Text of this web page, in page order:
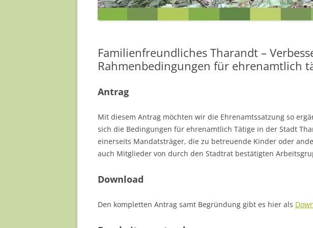
NADJA MÜLLER
SILKE KÖRNER
YVONNE BARTELD
EINEN BLICK
Familienfreundliches Tharandt –
Rahmenbedingungen für ehrenamtlich
Antrag
Mit diesem Antrag möchten wir die Ehrenamtssatzung so
sich die Bedingungen für ehrenamtlich Tätige in der Stadt
einerseits Mandatsträger, die zu betreuende Kinder oder
auch Mitglieder von durch den Stadtrat bestätigten
Download
Den kompletten Antrag samt Begründung gibt es hier als